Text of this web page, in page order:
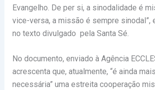
Evangelho. De per si, a sinodalidade é
vice-versa, a missão é sempre sinodal”,
no texto divulgado pela Santa Sé.
No documento, enviado à Agência
acrescenta que, atualmente, “é ainda
necessária” uma estreita cooperação